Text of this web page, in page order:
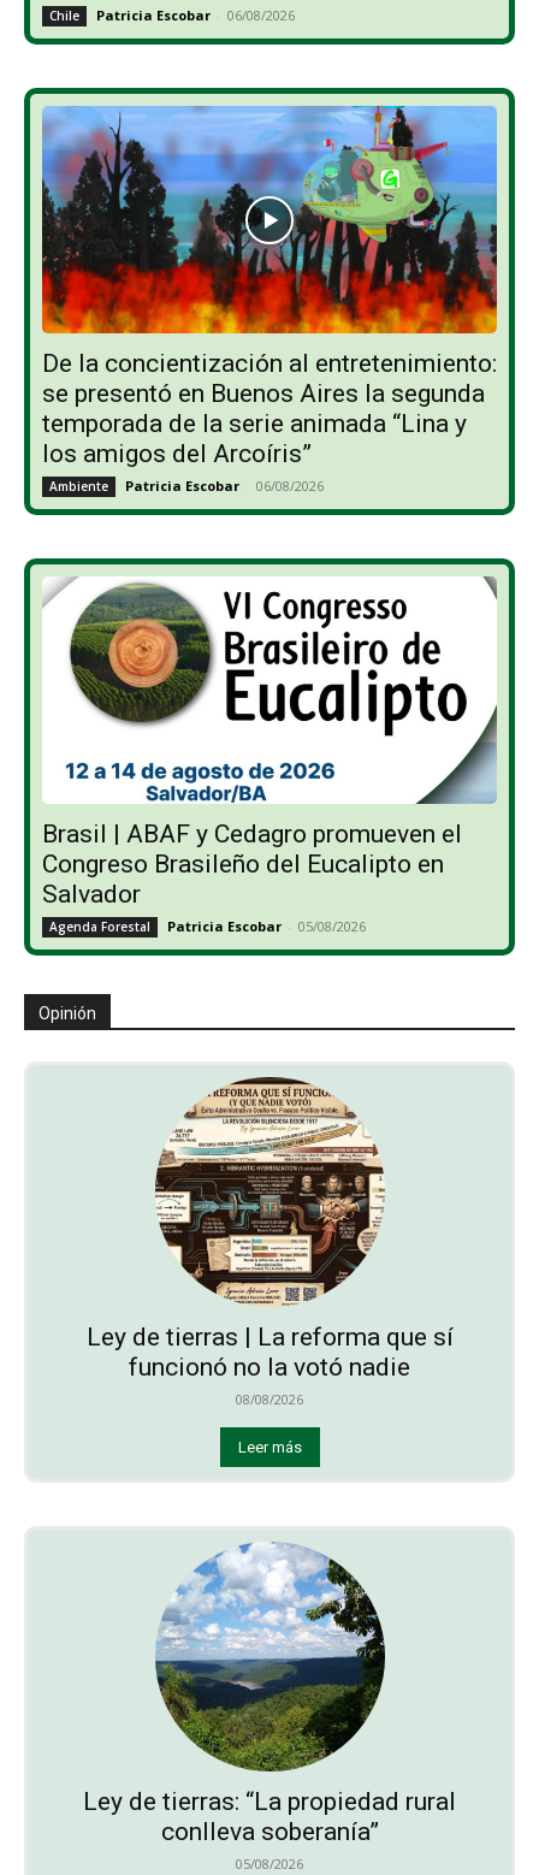
Chile Patricia Escobar - 06/08/2026
De la concientización al entretenimiento:
se presentó en Buenos Aires la segunda
temporada de la serie animada “Lina y
los amigos del Arcoíris”
Ambiente Patricia Escobar - 06/08/2026
Brasil | ABAF y Cedagro promueven el
Congreso Brasileño del Eucalipto en
Salvador
Agenda Forestal Patricia Escobar - 05/08/2026
Opinión
Ley de tierras | La reforma que sí
funcionó no la votó nadie
08/08/2026
Leer más
Ley de tierras: “La propiedad rural
conlleva soberanía”
05/08/2026